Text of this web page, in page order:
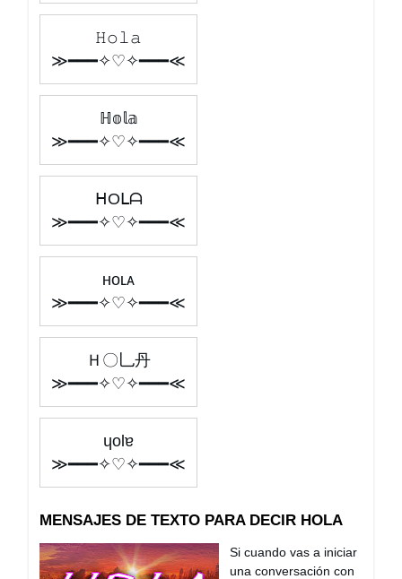
𝙷𝚘𝚕𝚊
≫━━━✧♡✧━━━≪
ℍ𝕠𝕝𝕒
≫━━━✧♡✧━━━≪
ᕼOᒪᗩ
≫━━━✧♡✧━━━≪
ʜᴏʟᴀ
≫━━━✧♡✧━━━≪
Ｈ〇乚丹
≫━━━✧♡✧━━━≪
ɥolɐ
≫━━━✧♡✧━━━≪
MENSAJES DE TEXTO PARA DECIR HOLA
Si cuando vas a iniciar
una conversación con